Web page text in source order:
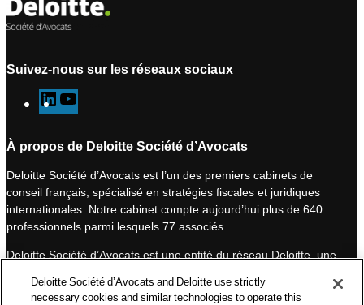
Suivez-nous sur les réseaux sociaux
L
i
k
e
d
I
n
o
T
u
b
e
À propos de Deloitte Société d’Avocats
Deloitte Société d’Avocats est l’un des premiers cabinets de
conseil français, spécialisé en stratégies fiscales et juridiques
internationales. Notre cabinet compte aujourd’hui plus de 640
professionnels parmi lesquels 77 associés.
Deloitte Société d’Avocats est une entité du réseau Deloitte, une
professionnels et à ce titre, travaille avec les 50 000 fiscalistes
Deloitte Société d’Avocats and Deloitte use strictly
necessary cookies and similar technologies to operate this